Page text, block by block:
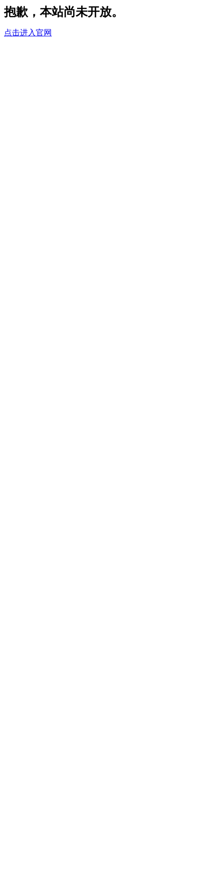
抱歉，本站尚未开放。
点击进入官网